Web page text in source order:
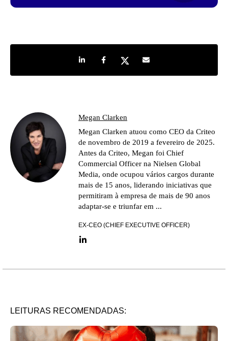
Share on LinkedIn
Share on Facebook
Share on TwitterShare by e-mail
Megan Clarken
Megan Clarken atuou como CEO da Criteo
de novembro de 2019 a fevereiro de 2025.
Antes da Criteo, Megan foi Chief
Commercial Officer na Nielsen Global
Media, onde ocupou vários cargos durante
mais de 15 anos, liderando iniciativas que
permitiram à empresa de mais de 90 anos
adaptar-se e triunfar em ...
EX-CEO (CHIEF EXECUTIVE OFFICER)
LinkedIn link
LEITURAS RECOMENDADAS: